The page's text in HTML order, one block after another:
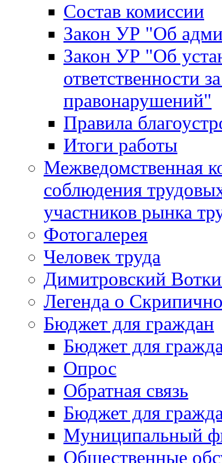
Состав комиссии
Закон УР "Об
Закон УР "Об
ответственности
правонарушений"
Правила
Итоги работы
Межведомственная
соблюдения
участников рынка
Фотогалерея
Человек труда
Димитровский
Легенда о
Бюджет для граждан
Бюджет для
Опрос
Обратная связь
Бюджет для
Муниципальный
Общественные